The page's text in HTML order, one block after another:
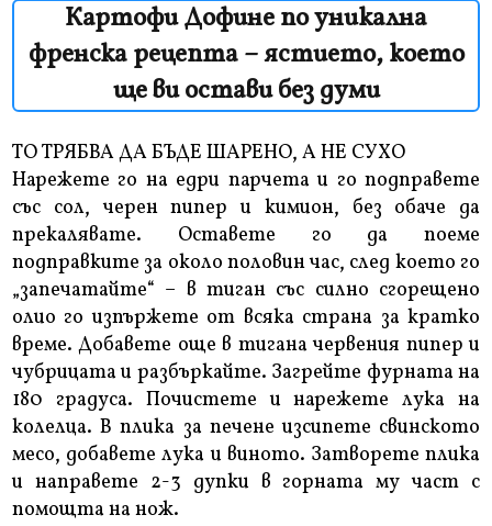
Картофи Дофине по уникална
френска рецепта – ястието, което
ще ви остави без думи
ТО ТРЯБВА ДА БЪДЕ ШАРЕНО, А НЕ СУХО
Нарежете го на едри парчета и го подправете
със сол, черен пипер и кимион, без обаче да
прекалявате. Оставете го да поеме
подправките за около половин час, след което го
„запечатайте“ – в тиган със силно сгорещено
олио го изпържете от всяка страна за кратко
време. Добавете още в тигана червения пипер и
чубрицата и разбъркайте. Загрейте фурната на
180 градуса. Почистете и нарежете лука на
колелца. В плика за печене изсипете свинското
месо, добавете лука и виното. Затворете плика
и направете 2-3 дупки в горната му част с
помощта на нож.